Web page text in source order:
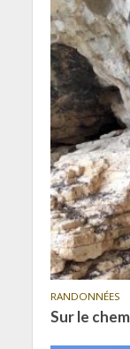
RANDONNÉES
Sur le